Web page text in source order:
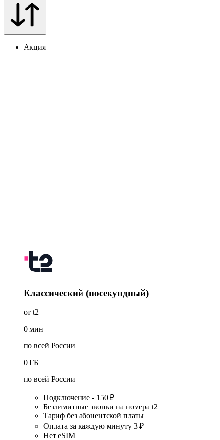
Акция
Классический (посекундный)
от t2
0 мин
по всей России
0 ГБ
по всей России
Подключение - 150 ₽
Безлимитные звонки на номера t2
Тариф без абонентской платы
Оплата за каждую минуту 3 ₽
Нет eSIM